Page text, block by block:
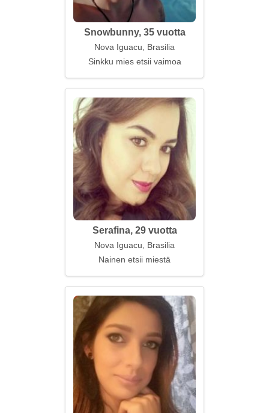
Snowbunny, 35 vuotta
Nova Iguacu, Brasilia
Sinkku mies etsii vaimoa
Serafina, 29 vuotta
Nova Iguacu, Brasilia
Nainen etsii miestä